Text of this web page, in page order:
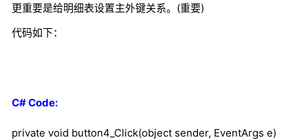
更重要是给明细表设置主外键关系。(重要)
代码如下：
C# Code:
private void button4_Click(object sender, EventArgs e)